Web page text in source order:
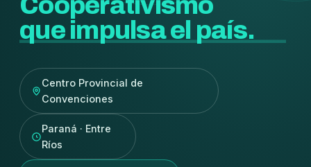
Cooperativismo
que impulsa el país.
Centro Provincial de
Convenciones
Paraná · Entre
Ríos